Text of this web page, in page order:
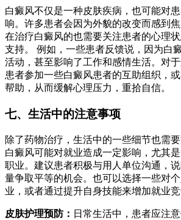
白癜风不仅是一种皮肤疾病，也可能对
响。许多患者会因为外貌的改变而感到焦
在治疗白癜风的也需要关注患者的心理
支持。 例如，一些患者反馈说，因为白
活动，甚至影响了工作和感情生活。对
患者参加一些白癜风患者的互助组织，
帮助，从而缓解心理压力，重拾自信。
七、生活中的注意事项
除了药物治疗，生活中的一些细节也需要
白癜风可能对就业造成一定影响，尤其
职业。建议患者积极与用人单位沟通，
量争取平等的机会。也可以选择一些对
业，或者通过提升自身技能来增加就业竞
皮肤护理预防： 日常生活中，患者应注